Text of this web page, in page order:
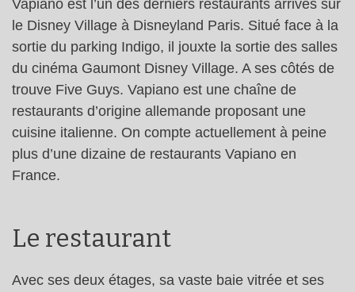
Vapiano est l’un des derniers restaurants arrivés sur
le Disney Village à Disneyland Paris. Situé face à la
sortie du parking Indigo, il jouxte la sortie des salles
du cinéma Gaumont Disney Village. A ses côtés de
trouve Five Guys. Vapiano est une chaîne de
restaurants d’origine allemande proposant une
cuisine italienne. On compte actuellement à peine
plus d’une dizaine de restaurants Vapiano en
France.
Le restaurant
Avec ses deux étages, sa vaste baie vitrée et ses